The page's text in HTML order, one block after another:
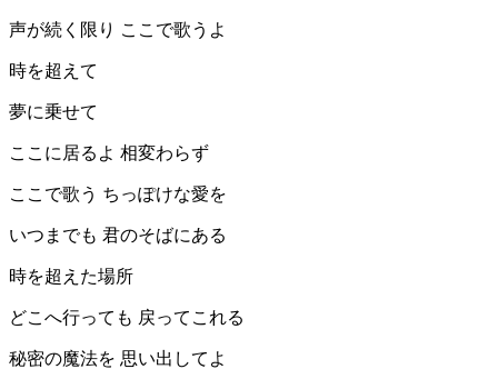
声が続く限り ここで歌うよ
時を超えて
夢に乗せて
ここに居るよ 相変わらず
ここで歌う ちっぽけな愛を
いつまでも 君のそばにある
時を超えた場所
どこへ行っても 戻ってこれる
秘密の魔法を 思い出してよ